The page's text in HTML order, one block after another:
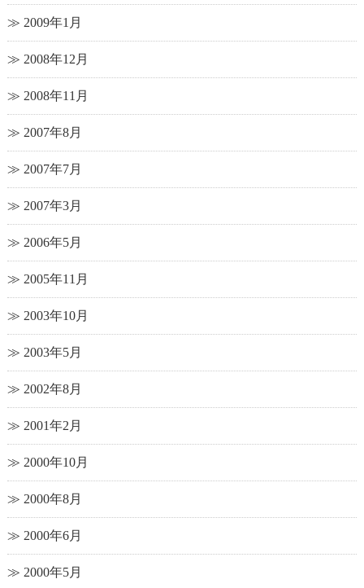
2009年1月
2008年12月
2008年11月
2007年8月
2007年7月
2007年3月
2006年5月
2005年11月
2003年10月
2003年5月
2002年8月
2001年2月
2000年10月
2000年8月
2000年6月
2000年5月